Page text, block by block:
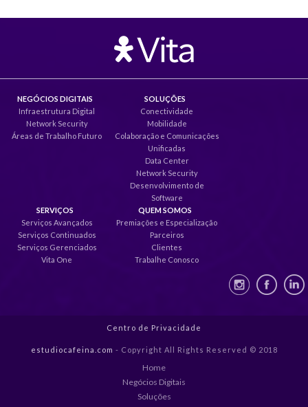
NEGÓCIOS DIGITAIS
Infraestrutura Digital
Network Security
Áreas de Trabalho Futuro
SOLUÇÕES
Conectividade
Mobilidade
Colaboração e Comunicações
Unificadas
Data Center
Network Security
Desenvolvimento de
Software
SERVIÇOS
Serviços Avançados
Serviços Continuados
Serviços Gerenciados
Vita One
QUEM SOMOS
Premiações e Especialização
Parceiros
Clientes
Trabalhe Conosco
Centro de Privacidade
estudiocafeina.com - Copyright All Rights Reserved © 2018
Home
Negócios Digitais
Soluções